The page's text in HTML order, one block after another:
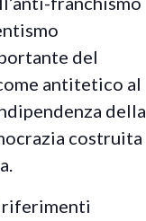
del
antitetico al
della
costruita
riferimenti